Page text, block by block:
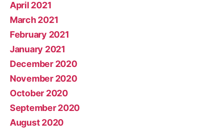
April 2021
March 2021
February 2021
January 2021
December 2020
November 2020
October 2020
September 2020
August 2020